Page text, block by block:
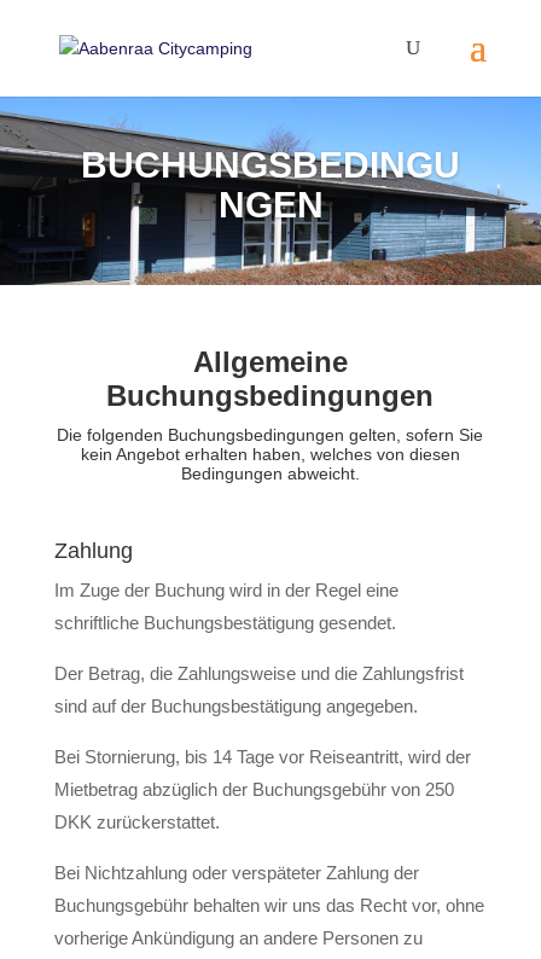
BUCHUNGSBEDINGU
NGEN
Allgemeine
Buchungsbedingungen
Die folgenden Buchungsbedingungen gelten, sofern Sie
kein Angebot erhalten haben, welches von diesen
Bedingungen abweicht.
Zahlung
Im Zuge der Buchung wird in der Regel eine
schriftliche Buchungsbestätigung gesendet.
Der Betrag, die Zahlungsweise und die Zahlungsfrist
sind auf der Buchungsbestätigung angegeben.
Bei Stornierung, bis 14 Tage vor Reiseantritt, wird der
Mietbetrag abzüglich der Buchungsgebühr von 250
DKK zurückerstattet.
Bei Nichtzahlung oder verspäteter Zahlung der
Buchungsgebühr behalten wir uns das Recht vor, ohne
vorherige Ankündigung an andere Personen zu